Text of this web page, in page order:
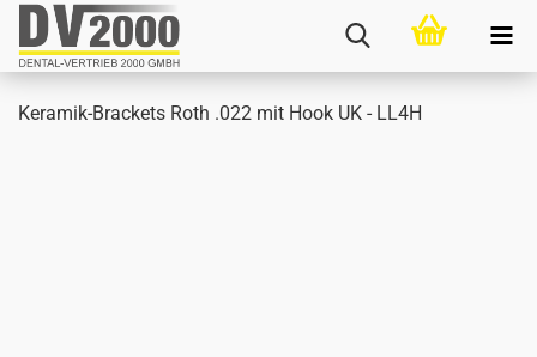
Keramik-​Brackets Roth .022 mit Hook UK - LL4H